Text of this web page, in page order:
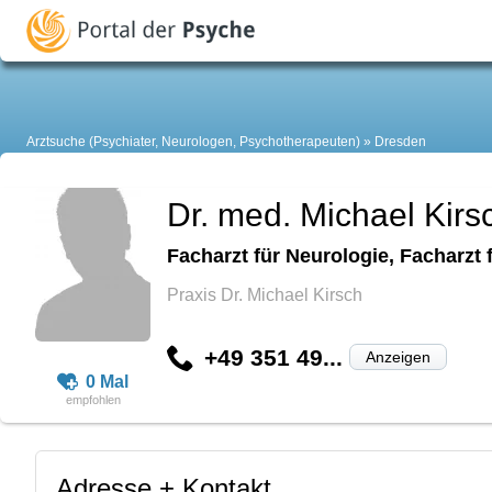
Arztsuche (Psychiater, Neurologen, Psychotherapeuten) Dresden
0 Mal
Dr. med. Michael
Facharzt für Neurologie,
Praxis Dr. Michael Kirsch
+49 351 49... Anzeigen